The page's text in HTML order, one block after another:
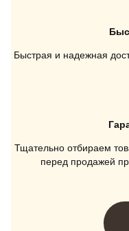
Быстрая и надежная
Тщательно отбираем
перед продажей